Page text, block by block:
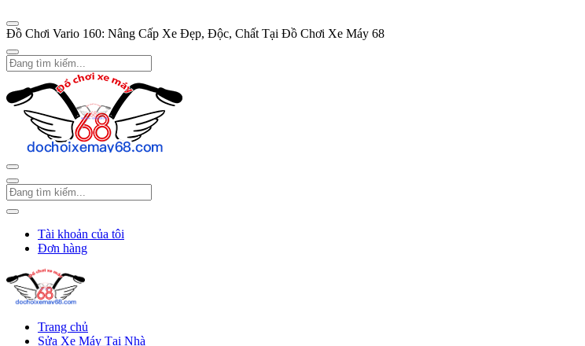
Đồ Chơi Vario 160: Nâng Cấp Xe Đẹp, Độc, Chất Tại Đồ Chơi Xe Máy 68
Tài khoản của tôi
Đơn hàng
Trang chủ
Sửa Xe Máy Tại Nhà